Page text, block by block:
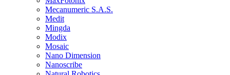
Mecanumeric S.A.S.
Medit
Mingda
Modix
Mosaic
Nano Dimension
Nanoscribe